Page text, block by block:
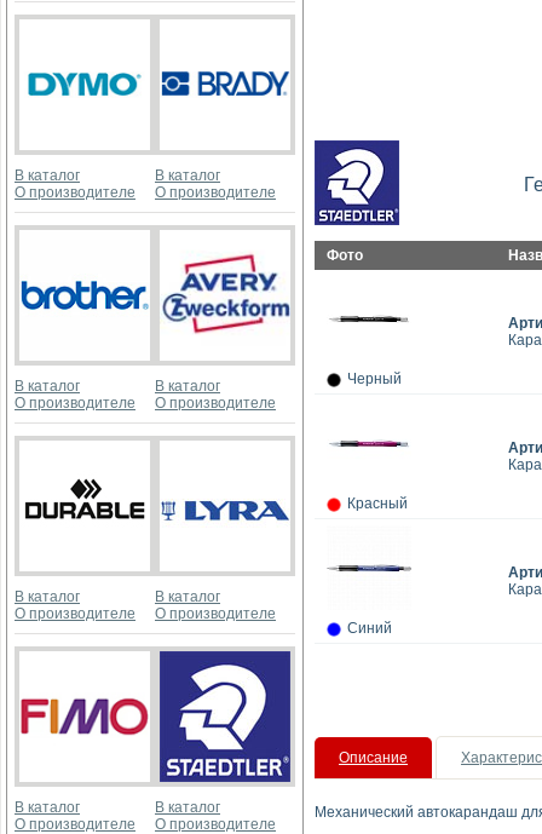
В каталог
О производителе
В каталог
О производителе
В каталог
О производителе
В каталог
О производителе
В каталог
О производителе
В каталог
О производителе
В каталог
О производителе
В каталог
О производителе
Фото
Черный
Красный
Синий
Описание
Механический автокарандаш